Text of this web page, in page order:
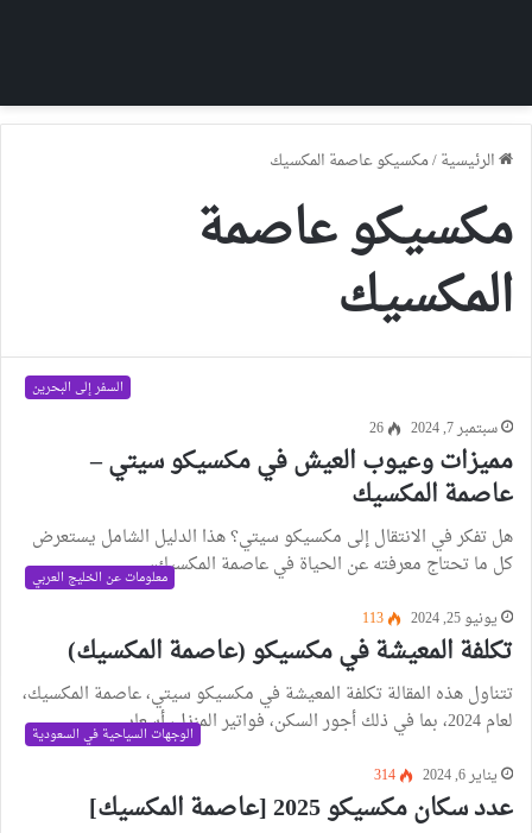
الرئيسية/مكسيكو عاصمة المكسيك
مكسيكو عاصمة
المكسيك
السفر إلى البحرين
سبتمبر 7, 2024 26
مميزات وعيوب العيش في مكسيكو سيتي –
عاصمة المكسيك
هل تفكر في الانتقال إلى مكسيكو سيتي؟ هذا الدليل الشامل يستعرض
كل ما تحتاج معرفته عن الحياة في عاصمة المكسيك،…معلومات عن الخليج العربي
يونيو 25, 2024 113
تكلفة المعيشة في مكسيكو (عاصمة المكسيك)
تتناول هذه المقالة تكلفة المعيشة في مكسيكو سيتي، عاصمة المكسيك،
لعام 2024، بما في ذلك أجور السكن، فواتير المنزل، أسعار…
الوجهات السياحية في السعودية
يناير 6, 2024 314
عدد سكان مكسيكو 2025 [عاصمة المكسيك]